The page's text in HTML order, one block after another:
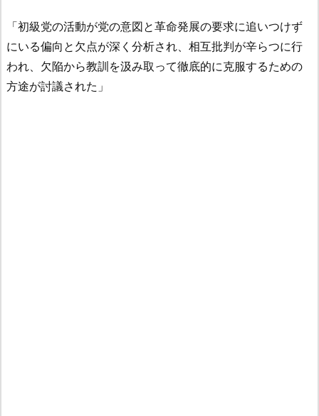
「初級党の活動が党の意図と革命発展の要求に追いつけず
にいる偏向と欠点が深く分析され、相互批判が辛らつに行
われ、欠陥から教訓を汲み取って徹底的に克服するための
方途が討議された」